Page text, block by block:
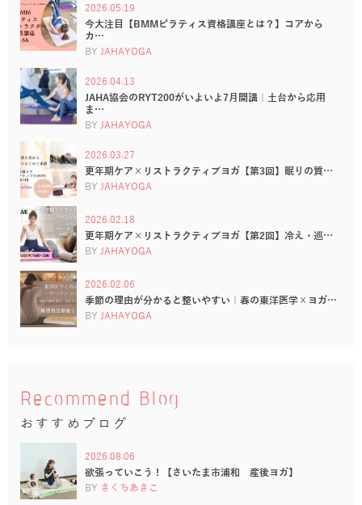
2026.05.19
今大注目【BMMピラティス資格講座とは？】コアから
カ…
BY JAHAYOGA
2026.04.13
JAHA協会のRYT200がいよいよ7月開講｜土台から応用
ま…
BY JAHAYOGA
2026.03.27
更年期ケア×リストラクティブヨガ【第3回】眠りの質…
BY JAHAYOGA
2026.02.18
更年期ケア×リストラクティブヨガ【第2回】冷え・巡…
BY JAHAYOGA
2026.02.06
季節の理由が分かると整いやすい｜春の東洋医学×ヨガ…
BY JAHAYOGA
Recommend Blog
おすすめブログ
2026.08.06
欲張っていこう！【さいたま市浦和 産後ヨガ】
BY きくちあきこ